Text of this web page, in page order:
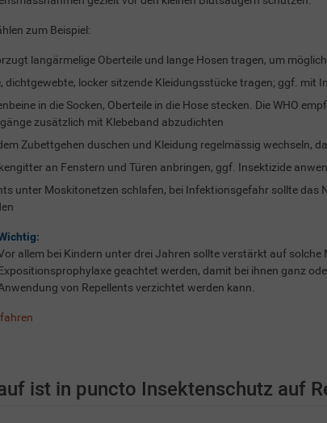
zum Beispiel:
langärmelige Oberteile und lange Hosen tragen, um
dichtgewebte, locker sitzende Kleidungsstücke tragen; ggf. mit
in die Socken, Oberteile in die Hose stecken. Die WHO
zusätzlich mit Klebeband abzudichten
Zubettgehen duschen und Kleidung regelmässig wechseln,
an Fenstern und Türen anbringen, ggf. Insektizide
unter Moskitonetzen schlafen, bei Infektionsgefahr sollte das
allem bei Kindern unter drei Jahren sollte verstärkt auf
geachtet werden, damit bei ihnen ganz
von Repellents verzichtet werden kann.
ist in puncto Insektenschutz auf